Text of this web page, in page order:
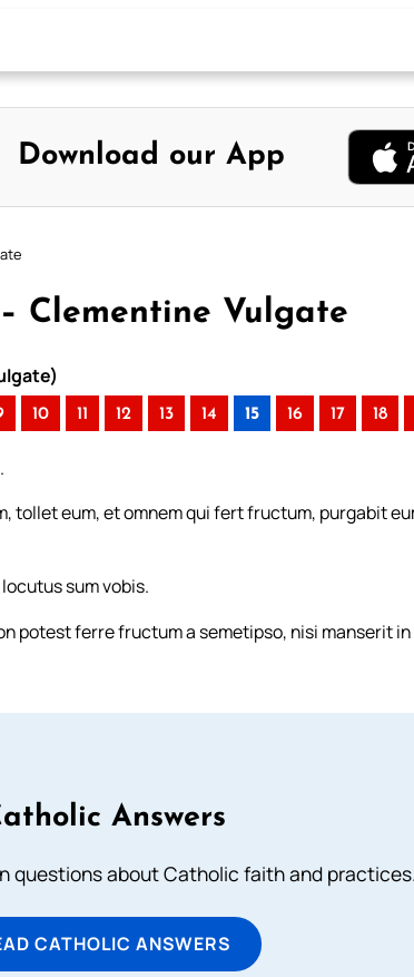
Download our App
Clementine Vulgate
10 11 12 13 14 15 16 17 18
tollet eum, et omnem qui fert fructum, purgabit
sum vobis.
potest ferre fructum a semetipso, nisi manserit
Answers
questions about Catholic faith and practices.
CATHOLIC ANSWERS